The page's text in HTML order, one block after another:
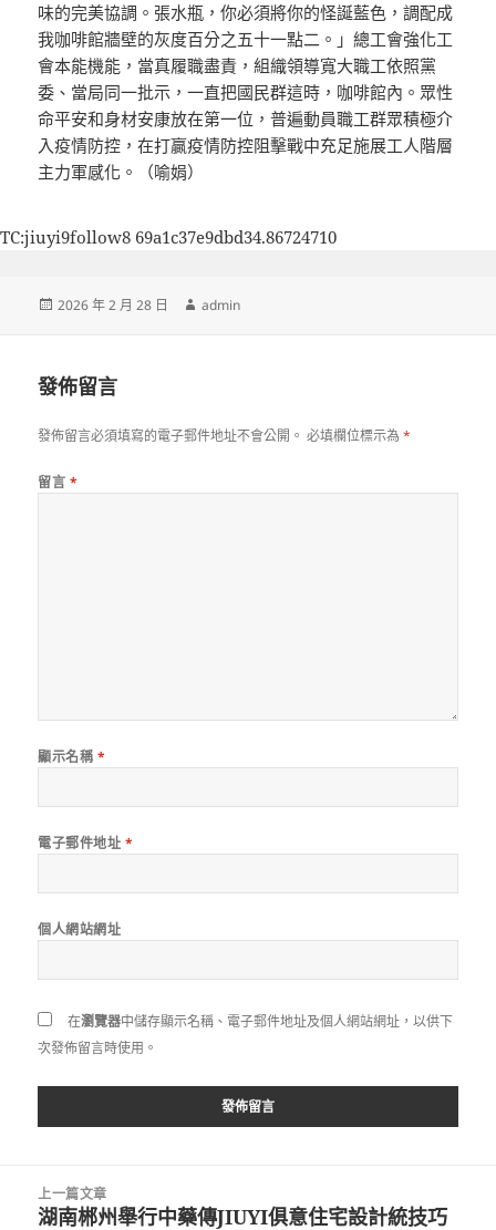
味的完美協調。張水瓶，你必須將你的怪誕藍色，調配成
我咖啡館牆壁的灰度百分之五十一點二。」總工會強化工
會本能機能，當真履職盡責，組織領導寬大職工依照黨
委、當局同一批示，一直把國民群這時，咖啡館內。眾性
命平安和身材安康放在第一位，普遍動員職工群眾積極介
入疫情防控，在打贏疫情防控阻擊戰中充足施展工人階層
主力軍感化。（喻娟）
TC:jiuyi9follow8 69a1c37e9dbd34.86724710
發
2026 年 2 月 28 日
作
admin
發佈留言
發佈留言必須填寫的電子郵件地址不會公開。 必填欄位標示為*
留言 *
顯示名稱 *
電子郵件地址 *
個人網站網址
在瀏覽器中儲存顯示名稱、電子郵件地址及個人網站網址，以供下
次發佈留言時使用。
上一篇文章
上
湖南郴州舉行中藥傳JIUYI俱意住宅設計統技巧